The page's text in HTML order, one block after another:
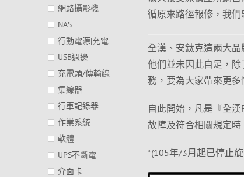
循原來路徑報修，我們
全漢、安鈦克這兩大
他們並未因此自足，
務，要為大家帶來更多
自此開始，凡是『全
故障及符合相關規定時
*(105年/3月起已停止
網路攝影機
NAS
行動電源|充電
USB週邊
充電頭/傳輸線
集線器
行車記錄器
作業系統
軟體
UPS不斷電
介面卡